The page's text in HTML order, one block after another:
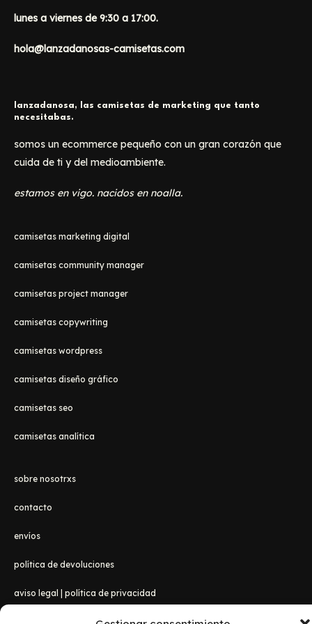
lunes a viernes de 9:30 a 17:00.
hola@lanzadanosas-camisetas.com
lanzadanosa, las camisetas de marketing que tanto
necesitabas.
somos un ecommerce pequeño con un gran corazón que
cuida de ti y del medioambiente.
estamos en vigo. nacidos en noalla.
camisetas marketing digital
camisetas community manager
camisetas project manager
camisetas copywriting
camisetas wordpress
camisetas diseño gráfico
camisetas seo
camisetas analítica
sobre nosotrxs
contacto
envíos
política de devoluciones
aviso legal política de privacidad